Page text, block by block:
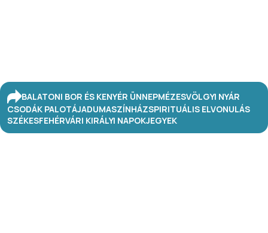
BALATONI BOR ÉS KENYÉR ÜNNEPMÉZESVÖLGYI NYÁR
CSODÁK PALOTÁJADUMASZÍNHÁZSPIRITUÁLIS ELVONULÁS
SZÉKESFEHÉRVÁRI KIRÁLYI NAPOKJEGYEK